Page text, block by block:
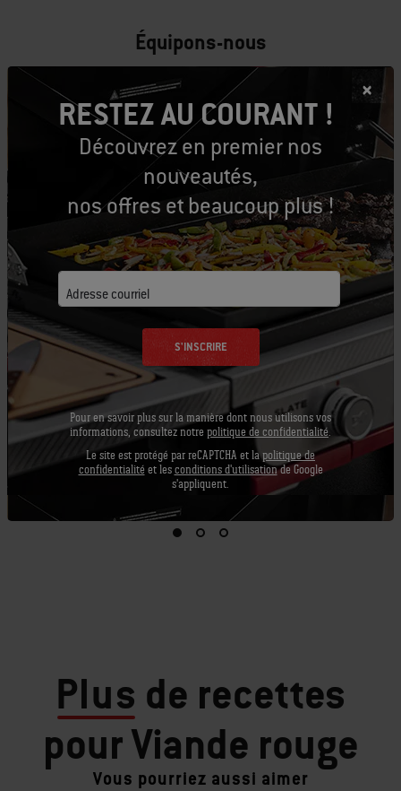
Équipons-nous
Outils conseillés
Pinceau à
badigeonner
Premium
Afficher
les
Tablier - Noir
Afficher
les
détails
Gant de
les
Plus de recettes
pour Viande rouge
Vous pourriez aussi aimer
RESTEZ AU COURANT !
Découvrez en premier nos
nouveautés,
nos offres et beaucoup plus !
Adresse courriel
S'INSCRIRE
Pour en savoir plus sur la manière dont nous utilisons vos
informations, consultez notre politique de confidentialité
Le site est protégé par reCAPTCHA et lapolitique de
confidentialité et les conditions d'utilisationde Google
s'appliquent.